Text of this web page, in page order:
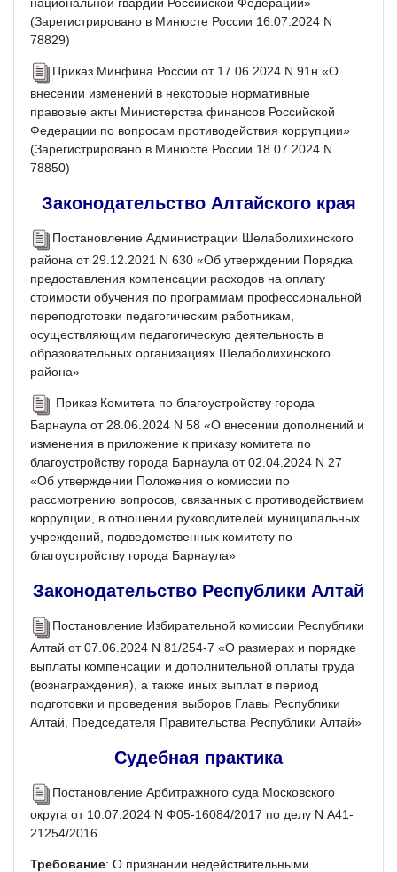
(Зарегистрировано в Минюсте России 16.07.2024 N
78829)
Приказ Минфина России от 17.06.2024 N 91н «О
внесении изменений в некоторые нормативные
правовые акты Министерства финансов Российской
Федерации по вопросам противодействия коррупции»
(Зарегистрировано в Минюсте России 18.07.2024 N
78850)
Законодательство Алтайского края
Постановление Администрации Шелаболихинского
района от 29.12.2021 N 630 «Об утверждении Порядка
предоставления компенсации расходов на оплату
стоимости обучения по программам профессиональной
переподготовки педагогическим работникам,
осуществляющим педагогическую деятельность в
образовательных организациях Шелаболихинского
района»
Приказ Комитета по благоустройству города
Барнаула от 28.06.2024 N 58 «О внесении дополнений и
изменения в приложение к приказу комитета по
благоустройству города Барнаула от 02.04.2024 N 27
«Об утверждении Положения о комиссии по
рассмотрению вопросов, связанных с противодействием
коррупции, в отношении руководителей муниципальных
учреждений, подведомственных комитету по
благоустройству города Барнаула»
Законодательство Республики Алтай
Постановление Избирательной комиссии Республики
Алтай от 07.06.2024 N 81/254-7 «О размерах и порядке
выплаты компенсации и дополнительной оплаты труда
(вознаграждения), а также иных выплат в период
подготовки и проведения выборов Главы Республики
Алтай, Председателя Правительства Республики Алтай»
Судебная практика
Постановление Арбитражного суда Московского
округа от 10.07.2024 N Ф05-16084/2017 по делу N А41-
21254/2016
Требование: О признании недействительными